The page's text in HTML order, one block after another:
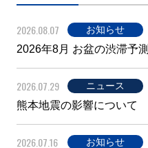
2026.08.07 お知らせ
2026年8月 お盆の渋滞予測
2026.07.29 ニュース
熊本地震の影響について
2026.07.16 お知らせ